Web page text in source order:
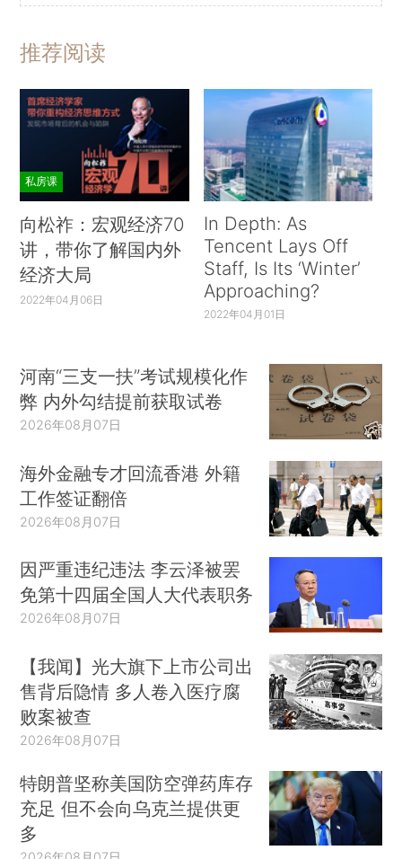
推荐阅读
私房课
向松祚：宏观经济70
讲，带你了解国内外
经济大局
2022年04月06日
In Depth: As
Tencent Lays Off
Staff, Is Its ‘Winter’
Approaching?
2022年04月01日
河南“三支一扶”考试规模化作
弊 内外勾结提前获取试卷
2026年08月07日
海外金融专才回流香港 外籍
工作签证翻倍
2026年08月07日
因严重违纪违法 李云泽被罢
免第十四届全国人大代表职务
2026年08月07日
【我闻】光大旗下上市公司出
售背后隐情 多人卷入医疗腐
败案被查
2026年08月07日
特朗普坚称美国防空弹药库存
充足 但不会向乌克兰提供更
多